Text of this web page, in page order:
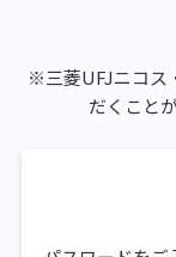
※三菱UFJニコス
だくこと